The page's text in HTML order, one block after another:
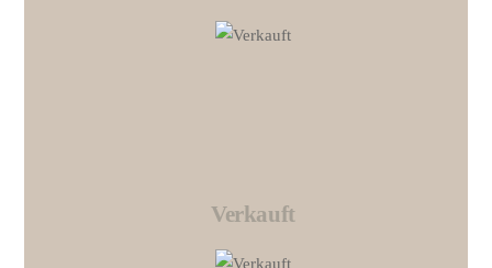
Link
Verkauft
Link